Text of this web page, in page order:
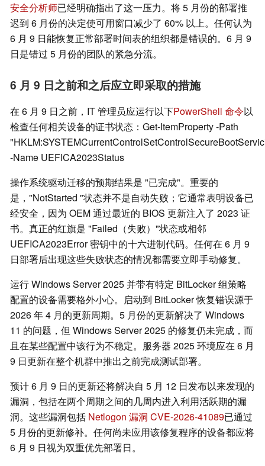
安全分析师已经明确指出了这一压力。将 5 月份的部署推
迟到 6 月份的决定使可用窗口减少了 60% 以上。任何认为
6 月 9 日能恢复正常部署时间表的组织都是错误的。6 月 9
日是错过 5 月份的团队的紧急分流。
6 月 9 日之前和之后应立即采取的措施
在 6 月 9 日之前，IT 管理员应运行以下PowerShell 命令以
检查任何相关设备的证书状态：Get-ItemProperty -Path
-Name UEFICA2023Status
操作系统驱动迁移的预期结果是 "已完成"。重要的
是，"NotStarted "状态并不是自动失败；它通常表明设备已
经安全，因为 OEM 通过最近的 BIOS 更新注入了 2023 证
书。真正的红旗是 "Failed（失败）"状态或相邻
UEFICA2023Error 密钥中的十六进制代码。任何在 6 月 9
日部署后出现这些失败状态的情况都需要立即手动修复。
运行 Windows Server 2025 并带有特定 BitLocker 组策略
配置的设备需要格外小心。启动到 BitLocker 恢复错误源于
2026 年 4 月的更新周期。5 月份的更新解决了 Windows
11 的问题，但 Windows Server 2025 的修复仍未完成，而
且在某些配置中该行为不稳定。服务器 2025 环境应在 6 月
9 日更新在整个机群中推出之前完成测试部署。
预计 6 月 9 日的更新还将解决自 5 月 12 日发布以来发现的
漏洞，包括在两个周期之间的几周内进入利用活跃期的漏
洞。这些漏洞包括 Netlogon 漏洞 CVE-2026-41089已通过
5 月份的更新修补。任何尚未应用该修复程序的设备都应将
6 月 9 日视为双重优先部署日。